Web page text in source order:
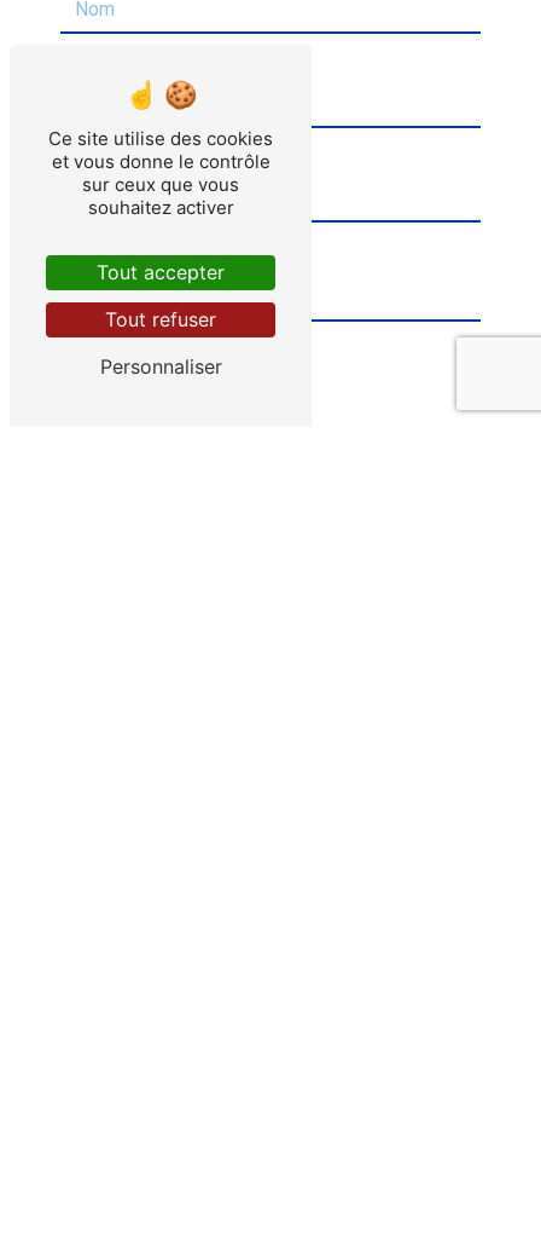
Ce site utilise des cookies
et vous donne le contrôle
sur ceux que vous
souhaitez activer
Tout accepter
Tout refuser
Personnaliser